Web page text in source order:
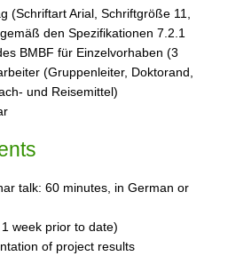
(Schriftart Arial, Schriftgröße 11,
den Spezifikationen 7.2.1
BMBF für Einzelvorhaben (3
(Gruppenleiter, Doktorand,
und Reisemittel)
talk: 60 minutes, in German or
week prior to date)
of project results